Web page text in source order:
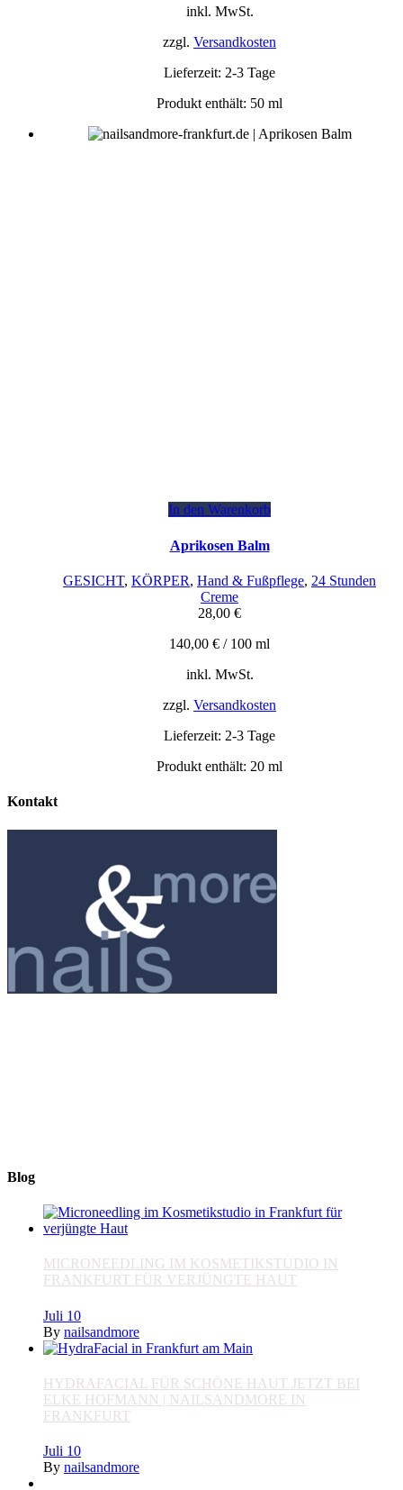
inkl. MwSt.
zzgl. Versandkosten
Lieferzeit: 2-3 Tage
Produkt enthält: 50 ml
In den Warenkorb
Aprikosen Balm
GESICHT, KÖRPER, Hand & Fußpflege, 24 Stunden
Creme
28,00 €
140,00 € / 100 ml
inkl. MwSt.
zzgl. Versandkosten
Lieferzeit: 2-3 Tage
Produkt enthält: 20 ml
Kontakt
Blog
MICRONEEDLING IM KOSMETIKSTUDIO IN
FRANKFURT FÜR VERJÜNGTE HAUT
Juli 10
By nailsandmore
HYDRAFACIAL FÜR SCHÖNE HAUT JETZT BEI
ELKE HOFMANN | NAILSANDMORE IN
FRANKFURT
Juli 10
By nailsandmore